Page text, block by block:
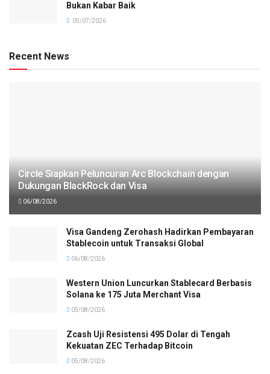
Bukan Kabar Baik
05/07/2026
Recent News
Circle Siapkan Peluncuran Arc Blockchain dengan
Dukungan BlackRock dan Visa
06/08/2026
Visa Gandeng Zerohash Hadirkan Pembayaran
Stablecoin untuk Transaksi Global
06/08/2026
Western Union Luncurkan Stablecard Berbasis
Solana ke 175 Juta Merchant Visa
05/08/2026
Zcash Uji Resistensi 495 Dolar di Tengah
Kekuatan ZEC Terhadap Bitcoin
05/08/2026